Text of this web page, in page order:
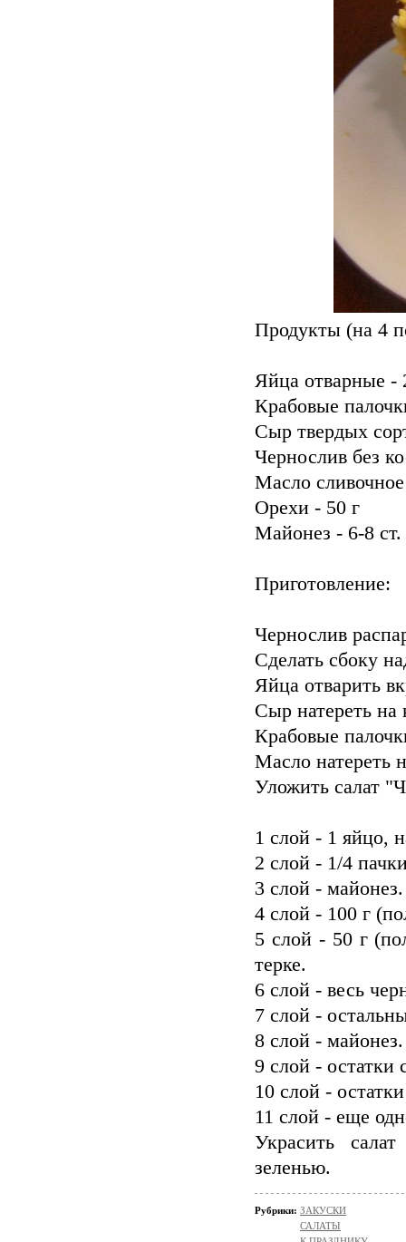
Продукты (на 4
Яйца отварные -
Крабовые
Сыр твердых
Чернослив без
Масло
Орехи - 50 г
Майонез - 6-8
Приготовление:
Чернослив
Сделать сбоку
Яйца отварить
Сыр натереть на
Крабовые
Масло натереть
Уложить салат
1 слой - 1 яйцо,
2 слой - 1/4
3 слой - майонез.
4 слой - 100 г
5 слой - 50 г
терке.
6 слой - весь
7 слой -
8 слой - майонез.
9 слой - остатки
10 слой -
11 слой - еще
Украсить
зеленью.
Рубрики: ЗАКУСКИ
САЛАТЫ